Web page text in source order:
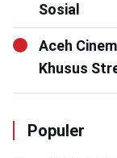
Sosial
Aceh
Khusus
Populer